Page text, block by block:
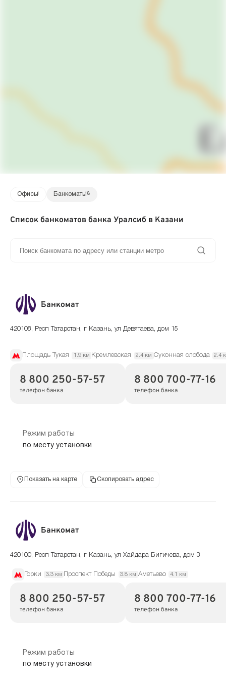
Офисы
1 Банкоматы18
Список банкоматов банка Уралсиб в Казани
Банкомат
420108, Респ Татарстан, г Казань, ул Девятаева, дом 15
Площадь Тукая 1.9 км Кремлевская 2.4 км Суконная слобода 2.4
8 800 250-57-57
телефон банка
8 800 700-77-16
телефон банка
Режим работы
по месту установки
Показать на карте Скопировать адрес
Банкомат
420100, Респ Татарстан, г Казань, ул Хайдара Бигичева, дом 3
Горки 3.3 км Проспект Победы 3.8 км Аметьево 4.1 км
8 800 250-57-57
телефон банка
8 800 700-77-16
телефон банка
Режим работы
по месту установки